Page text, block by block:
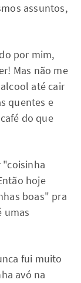
assuntos,
por mim,
Mas não me
até cair
quentes e
do que
"coisinha
hoje
boas" pra
umas
fui muito
avó na